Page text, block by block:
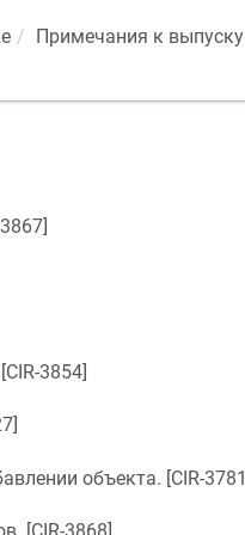
Примечания к выпуску
]
CIR-3854]
]
объекта. [CIR-3781